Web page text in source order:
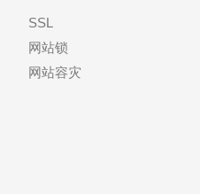
SSL
网站锁
网站容灾